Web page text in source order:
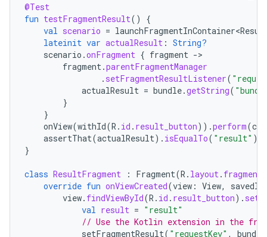
@Test
fun testFragmentResult()
{
val scenario =
lateinit var actualResult : String?
scenario .onFragment { fragment -
fragment.parentFragmentManager
. setFragmentResultListener(
actualResult = bundle.getString(
}
}
onView(withId(R . id . result_button)).perform(
assertThat(actualResult). isEqualTo( "result" )
}
class ResultFragment : Fragment(R . layout.
override fun onViewCreated(view : View,
view. findViewById(R . id . result_button).
val result = "result"
// Use the Kotlin extension in the
setFragmentResult( "requestKey" ,